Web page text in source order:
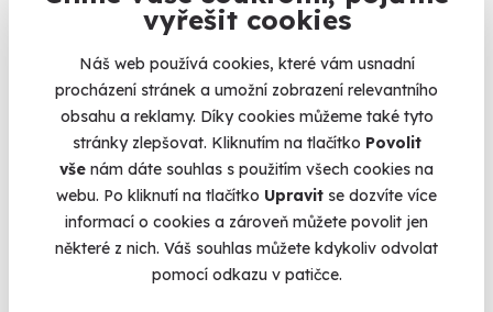
vyřešit cookies
Náš web používá cookies, které vám usnadní
procházení stránek a umožní zobrazení relevantního
obsahu a reklamy. Díky cookies můžeme také tyto
stránky zlepšovat. Kliknutím na tlačítko Povolit
vše nám dáte souhlas s použitím všech cookies na
webu. Po kliknutí na tlačítko Upravit se dozvíte více
informací o cookies a zároveň můžete povolit jen
některé z nich. Váš souhlas můžete kdykoliv odvolat
pomocí odkazu v patičce.
9.5
Zážitková střelba: Dlouhé zbraně - 6 zbraní
Z každé zbraně si zastřílíte pětkrát - celkem 30 výstřelů.
Bystré (okres Svitavy)
(+ 28 dalších lokalit)